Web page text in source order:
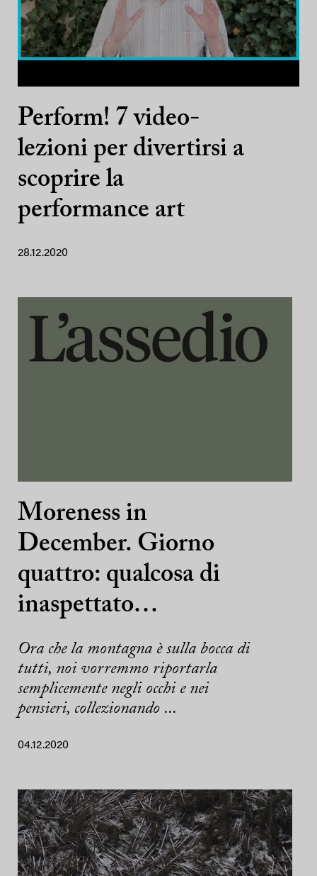
Perform! 7 video-
lezioni per divertirsi a
scoprire la
performance art
28.12.2020
Moreness in
December. Giorno
quattro: qualcosa di
inaspettato…
Ora che la montagna è sulla bocca di
tutti, noi vorremmo riportarla
semplicemente negli occhi e nei
pensieri, collezionando ...
04.12.2020